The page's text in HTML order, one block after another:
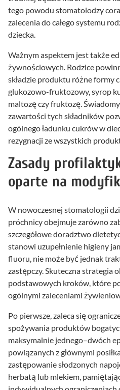
tego powodu stomatolodzy
zalecenia do całego systemu
dziecka.
Ważnym aspektem jest także
żywnościowych. Rodzice
składzie produktu różne formy
glukozowo-fruktozowy, syrop
maltozę czy fruktozę.
zawartości tych składników
ogólnego ładunku cukrów w
rezygnacji ze wszystkich
Zasady
oparte na
W nowoczesnej stomatologii
próchnicy obejmuje zarówno
szczegółowe doradztwo
stanowi uzupełnienie higieny
fluoru, nie może być jednak
zastępczy. Skuteczna strategia
podstawowych kroków, które
ogólnymi zaleceniami
Po pierwsze, zaleca się
spożywania produktów
maksymalnie jednego–dwóch
powiązanych z głównymi
zastępowanie słodzonych
herbatą lub mlekiem,